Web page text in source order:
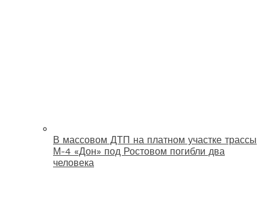
В массовом ДТП на платном участке трассы
М-4 «Дон» под Ростовом погибли два
человека